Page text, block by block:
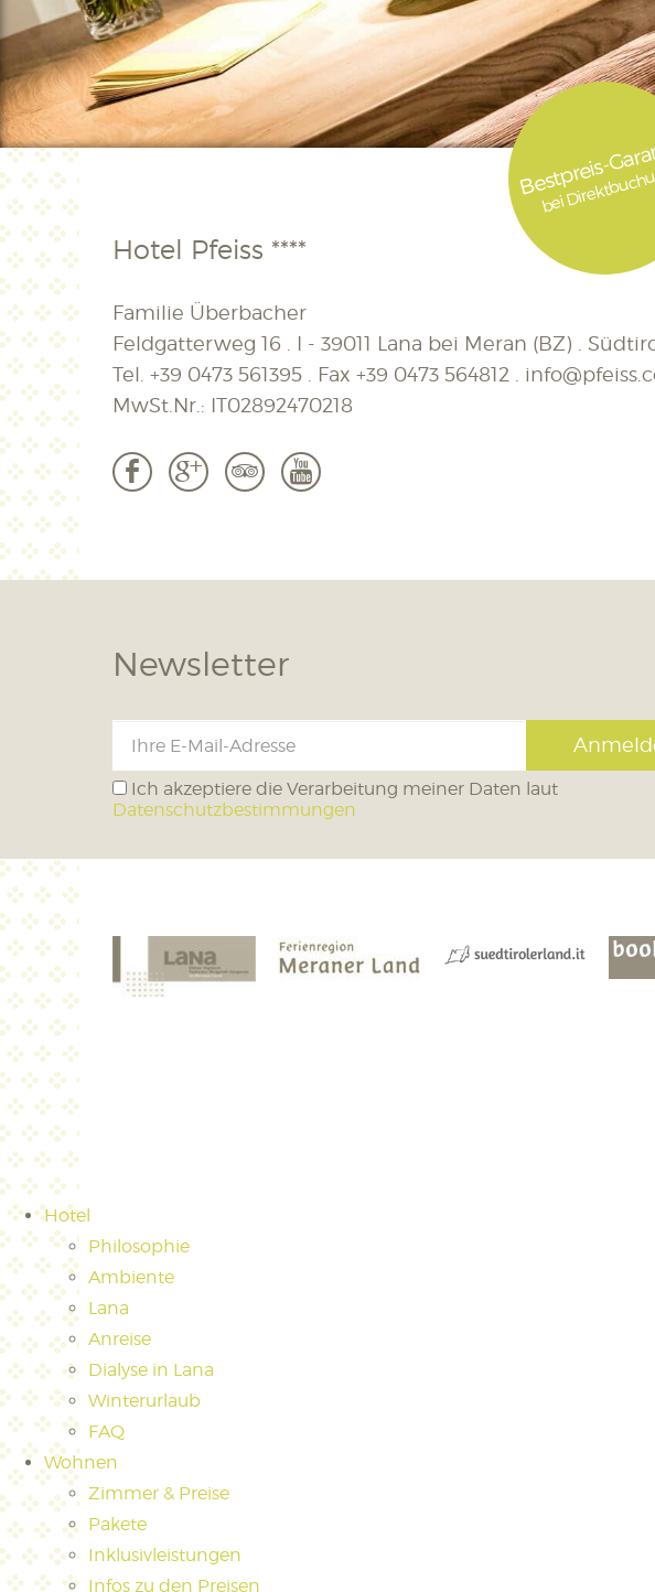
Hotel Pfeiss ****
Familie Überbacher
Feldgatterweg 16 . I - 39011 Lana bei Meran (BZ) .
Tel. +39 0473 561395 . Fax +39 0473 564812
MwSt.Nr.: IT02892470218
b c 3 r
Bestpreis-
bei
Newsletter
Ich akzeptiere die Verarbeitung meiner Daten laut
Datenschutzbestimmungen
Hotel
Philosophie
Ambiente
Lana
Anreise
Dialyse in Lana
Winterurlaub
FAQ
Wohnen
Zimmer & Preise
Pakete
Inklusivleistungen
Infos zu den Preisen